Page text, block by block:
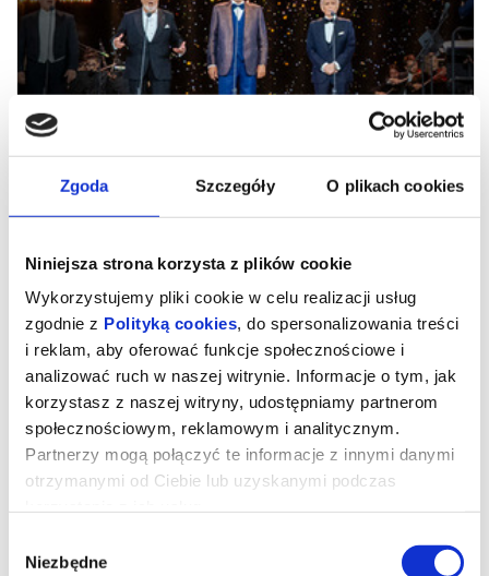
Zgoda Szczegóły O plikach cookies
Niniejsza strona korzysta z plików cookie
Wykorzystujemy pliki cookie w celu realizacji usług
zgodnie z Polityką cookies, do spersonalizowania treści
i reklam, aby oferować funkcje społecznościowe i
analizować ruch w naszej witrynie. Informacje o tym, jak
korzystasz z naszej witryny, udostępniamy partnerom
społecznościowym, reklamowym i analitycznym.
Partnerzy mogą połączyć te informacje z innymi danymi
otrzymanymi od Ciebie lub uzyskanymi podczas
zgody
Niezbędne
90. urodziny Pavarottiego
Jesienią 2025 roku w słynnej Arena di Verona zebrały się
największe gwiazdy opery i popu, w tym Andrea Bocelli, Jonathan
Tetelman, Angela Gheorghiu i Il Volo, by dać niebywały koncert,
który... przywrócił do życia Luciana Pavarottiego, króla tenorów i
Niemożliwe stało się faktem – Trzej Tenorzy powrócili na estradę!
Najnowszemu koncertowi ku czci jedzącego za trzech śpiewaka o